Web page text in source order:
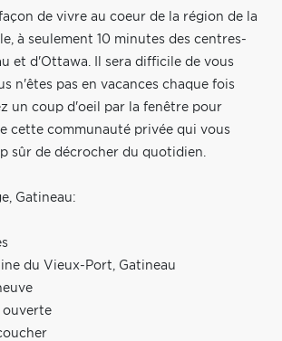
de vivre au coeur de la région de la
à seulement 10 minutes des centres-
et d'Ottawa. Il sera difficile de vous
n'êtes pas en vacances chaque fois
un coup d'oeil par la fenêtre pour
cette communauté privée qui vous
sûr de décrocher du quotidien.
Gatineau:
du Vieux-Port, Gatineau
ouverte